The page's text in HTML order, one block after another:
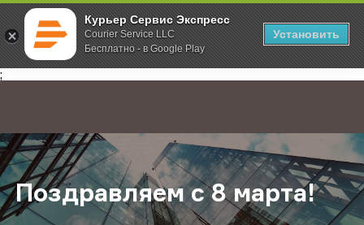
Курьер Сервис Экспресс
Courier Service LLC
Бесплатно - в Google Play
Установить
;
Главная О компании Новости Поздравляем с 8 марта!
Поздравляем с 8 марта!